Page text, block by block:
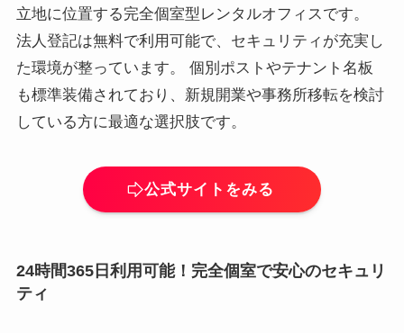
立地に位置する完全個室型レンタルオフィスです。
法人登記は無料で利用可能で、セキュリティが充実し
た環境が整っています。 個別ポストやテナント名板
も標準装備されており、新規開業や事務所移転を検討
している方に最適な選択肢です。
公式サイトをみる
24時間365日利用可能！完全個室で安心のセキュリ
ティ